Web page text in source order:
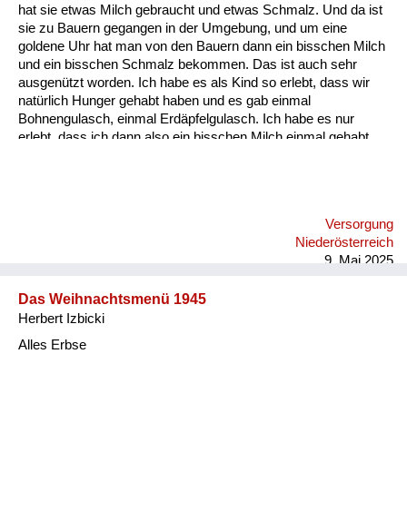
Frauen, Mütter, Kinder
Versorgung
Heimkehrer
Fluchtgeschichten
Wohnen
hat sie etwas Milch gebraucht und etwas Schmalz. Und da ist
sie zu Bauern gegangen in der Umgebung, und um eine
goldene Uhr hat man von den Bauern dann ein bisschen Milch
und ein bisschen Schmalz bekommen. Das ist auch sehr
ausgenützt worden. Ich habe es als Kind so erlebt, dass wir
natürlich Hunger gehabt haben und es gab einmal
Bohnengulasch, einmal Erdäpfelgulasch. Ich habe es nur
erlebt, dass ich dann also ein bisschen Milch einmal gehabt
Versorgung
Niederösterreich
9. Mai 2025
Das Weihnachtsmenü 1945
Herbert Izbicki
Alles Erbse